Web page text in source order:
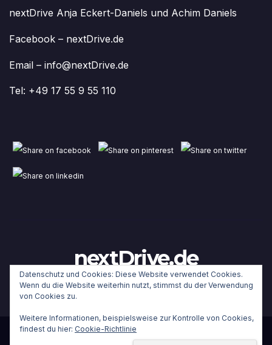
nextDrive Anja Eckert-Daniels und Achim Daniels
Facebook – nextDrive.de
Email – info@nextDrive.de
Tel: +49 17 55 9 55 110
nextDrive.de
Stolz präsentiert von WordPress|Theme:Newsupvon
Datenschutz und Cookies: Diese Website verwendet Cookies.
Wenn du die Website weiterhin nutzt, stimmst du der Verwendung
von Cookies zu.
Weitere Informationen, beispielsweise zur Kontrolle von Cookies,
findest du hier: Cookie-Richtlinie